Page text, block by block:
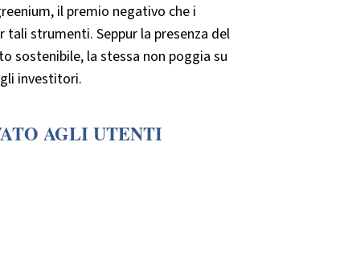
il premio negativo che i
strumenti. Seppur la presenza del
sostenibile, la stessa non poggia su
investitori.
AGLI UTENTI